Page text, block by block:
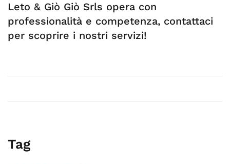
Leto & Giò Giò Srls opera con
professionalità e competenza, contattaci
per scoprire i nostri servizi!
Tag